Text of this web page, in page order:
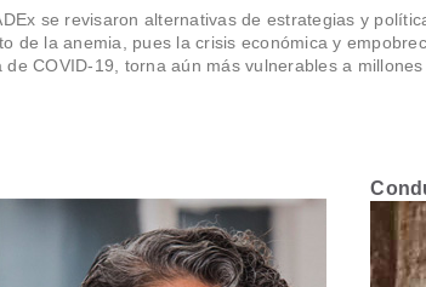
se revisaron alternativas de estrategias y
de la anemia, pues la crisis económica y
COVID-19, torna aún más vulnerables a